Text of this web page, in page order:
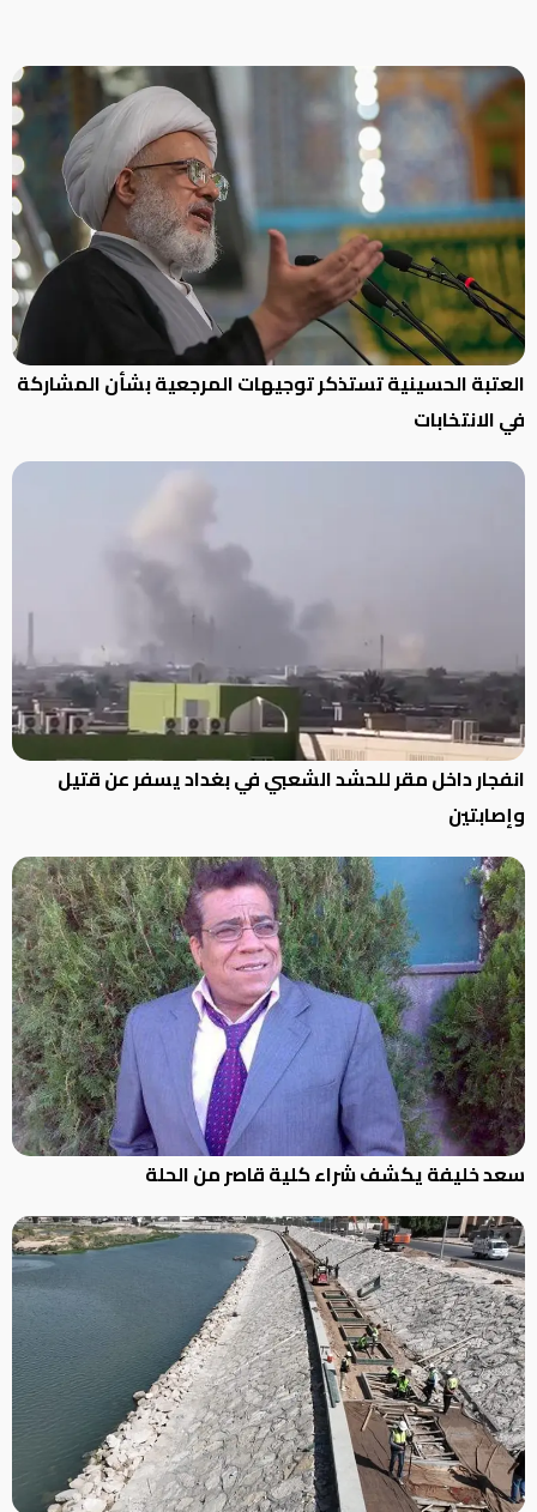
العتبة الحسينية تستذكر توجيهات المرجعية بشأن المشاركة
في الانتخابات
انفجار داخل مقر للحشد الشعبي في بغداد يسفر عن قتيل
وإصابتين
سعد خليفة يكشف شراء كلية قاصر من الحلة